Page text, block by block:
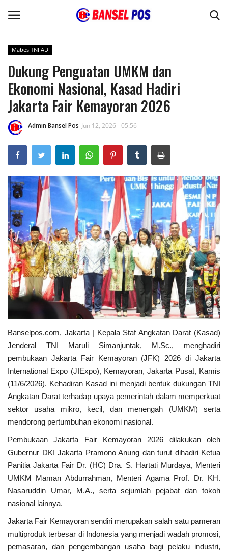
Home
Kode Etik Jurnalistik
Pedoman Media Siber
Budaya
Wisata
Kontak
Opini
Kecamatan
Redaksi
Kodam 3/Siliwangi
Presiden dan Wakil Presiden RI
PGRI
Pemerintah Privinsi
Kota
MBG & KDKMP
Desa & Kelurahan
Mabes TNI AD
Dukung Penguatan UMKM dan
Ekonomi Nasional, Kasad Hadiri
Jakarta Fair Kemayoran 2026
Admin Bansel Pos Jun 12, 2026 - 05:56
Banselpos.com, Jakarta | Kepala Staf Angkatan Darat (Kasad)
Jenderal TNI Maruli Simanjuntak, M.Sc., menghadiri
pembukaan Jakarta Fair Kemayoran (JFK) 2026 di Jakarta
International Expo (JIExpo), Kemayoran, Jakarta Pusat, Kamis
(11/6/2026). Kehadiran Kasad ini menjadi bentuk dukungan TNI
Angkatan Darat terhadap upaya pemerintah dalam memperkuat
sektor usaha mikro, kecil, dan menengah (UMKM) serta
mendorong pertumbuhan ekonomi nasional.
Pembukaan Jakarta Fair Kemayoran 2026 dilakukan oleh
Gubernur DKI Jakarta Pramono Anung dan turut dihadiri Ketua
Panitia Jakarta Fair Dr. (HC) Dra. S. Hartati Murdaya, Menteri
UMKM Maman Abdurrahman, Menteri Agama Prof. Dr. KH.
Nasaruddin Umar, M.A., serta sejumlah pejabat dan tokoh
nasional lainnya.
Jakarta Fair Kemayoran sendiri merupakan salah satu pameran
multiproduk terbesar di Indonesia yang menjadi wadah promosi,
pemasaran, dan pengembangan usaha bagi pelaku industri,